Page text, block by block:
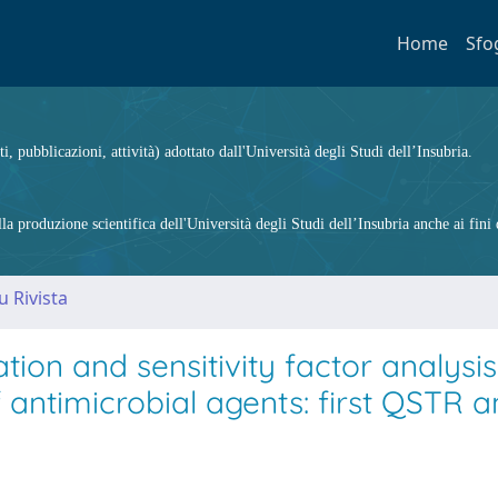
Home
pubblicazioni, attività) adottato dall'Università degli Studi dell’Insubria.
produzione scientifica dell'Università degli Studi dell’Insubria anche ai fini
Rivista
and sensitivity factor
agents: first QSTR